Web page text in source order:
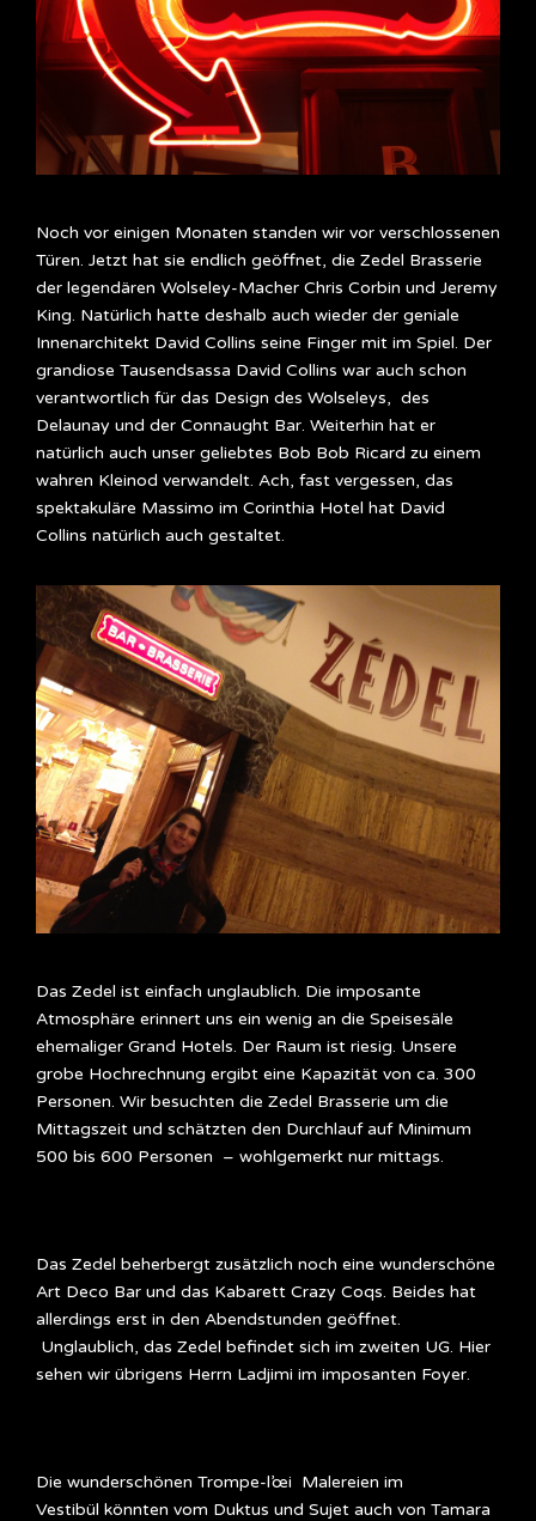
Noch vor einigen Monaten standen wir vor verschlossenen
Türen. Jetzt hat sie endlich geöffnet, die Zedel Brasserie
der legendären Wolseley-Macher Chris Corbin und Jeremy
King. Natürlich hatte deshalb auch wieder der geniale
Innenarchitekt David Collins seine Finger mit im Spiel. Der
grandiose Tausendsassa David Collins war auch schon
verantwortlich für das Design des Wolseleys, des
Delaunay und der Connaught Bar. Weiterhin hat er
natürlich auch unser geliebtes Bob Bob Ricard zu einem
wahren Kleinod verwandelt. Ach, fast vergessen, das
spektakuläre Massimo im Corinthia Hotel hat David
Collins natürlich auch gestaltet.
Das Zedel ist einfach unglaublich. Die imposante
Atmosphäre erinnert uns ein wenig an die Speisesäle
ehemaliger Grand Hotels. Der Raum ist riesig. Unsere
grobe Hochrechnung ergibt eine Kapazität von ca. 300
Personen. Wir besuchten die Zedel Brasserie um die
Mittagszeit und schätzten den Durchlauf auf Minimum
500 bis 600 Personen – wohlgemerkt nur mittags.
Das Zedel beherbergt zusätzlich noch eine wunderschöne
Art Deco Bar und das Kabarett Crazy Coqs. Beides hat
allerdings erst in den Abendstunden geöffnet.
Unglaublich, das Zedel befindet sich im zweiten UG. Hier
sehen wir übrigens Herrn Ladjimi im imposanten Foyer.
Die wunderschönen Trompe-l’œi Malereien im
Vestibül könnten vom Duktus und Sujet auch von Tamara